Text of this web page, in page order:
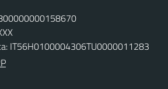
IT56H0100004306TU0000011283